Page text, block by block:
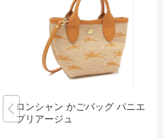
ロンシャン かごバッグ パニエ
プリアージュ